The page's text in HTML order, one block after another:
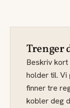
Trenger
Beskriv
holder til. Vi
finner tre
kobler deg